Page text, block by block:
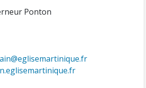
Ponton